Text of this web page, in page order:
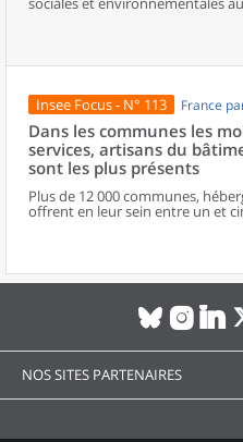
disparités géographiques en
population.
Insee Focus - N° 113 France
Dans les communes les
services, artisans du
sont les plus présents
Plus de 12 000 communes,
offrent en leur sein entre un et
Dans ces communes, les
boulangeries ou les supérettes,
significative que dans les
services de proximité. Quant
dans des communes bénéficiant
encore plus large. Aux
service de proximité, s’ajoutent
NOS SITES PARTENAIRES